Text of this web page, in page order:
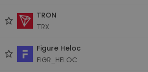
TRON
TRX
Figure Heloc
FIGR_HELOC